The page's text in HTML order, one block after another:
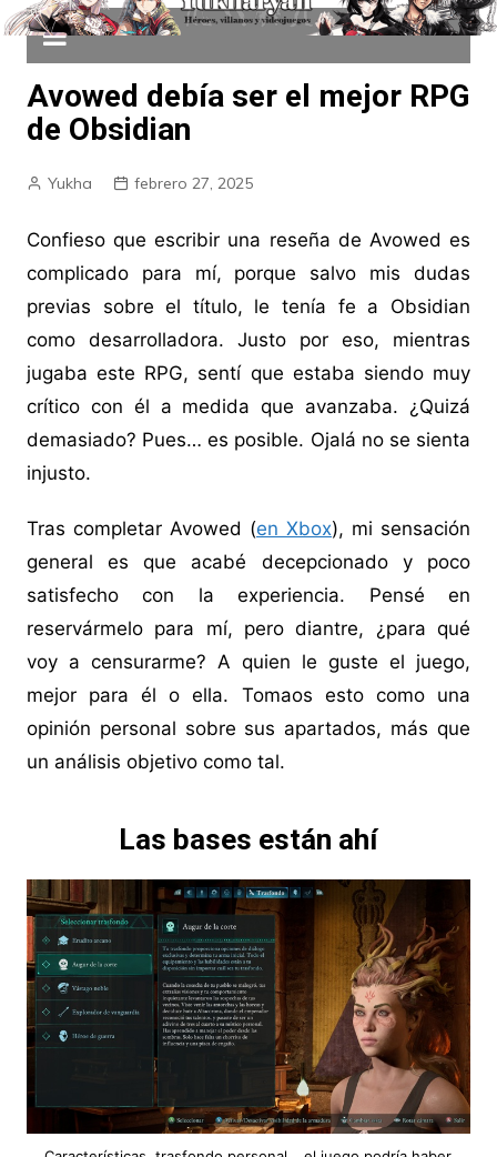
Avowed debía ser el mejor RPG
de Obsidian
Yukha febrero 27, 2025
Confieso que escribir una reseña de Avowed es
complicado para mí, porque salvo mis dudas
previas sobre el título, le tenía fe a Obsidian
como desarrolladora. Justo por eso, mientras
jugaba este RPG, sentí que estaba siendo muy
crítico con él a medida que avanzaba. ¿Quizá
demasiado? Pues… es posible. Ojalá no se sienta
injusto.
Tras completar Avowed (en Xbox), mi sensación
general es que acabé decepcionado y poco
satisfecho con la experiencia. Pensé en
reservármelo para mí, pero diantre, ¿para qué
voy a censurarme? A quien le guste el juego,
mejor para él o ella. Tomaos esto como una
opinión personal sobre sus apartados, más que
un análisis objetivo como tal.
Las bases están ahí